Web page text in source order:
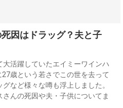
因はドラッグ？夫と子
活躍していたエイミーワインハ
歳という若さでこの世を去って
など様々な噂も浮上しました。
んの死因や夫・子供についてま